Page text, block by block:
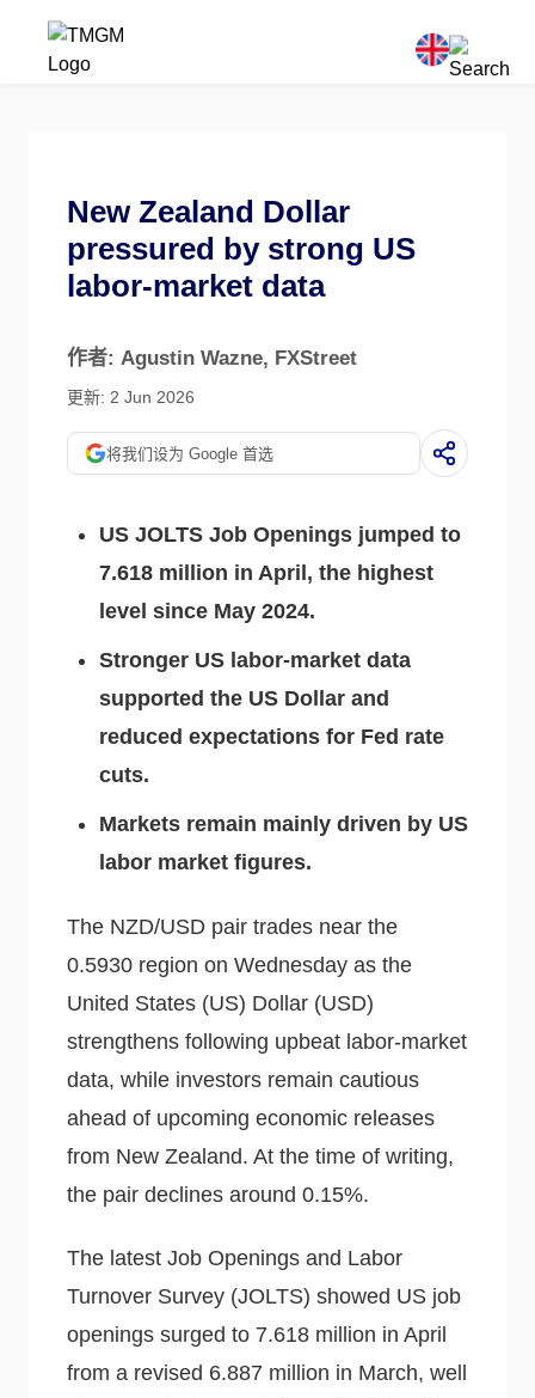
New Zealand Dollar
pressured by strong US
labor-market data
作者: Agustin Wazne, FXStreet
更新: 2 Jun 2026
将我们设为 Google 首选
US JOLTS Job Openings jumped to
7.618 million in April, the highest
level since May 2024.
Stronger US labor-market data
supported the US Dollar and
reduced expectations for Fed rate
cuts.
Markets remain mainly driven by US
labor market figures.
The NZD/USD pair trades near the
0.5930 region on Wednesday as the
United States (US) Dollar (USD)
strengthens following upbeat labor-market
data, while investors remain cautious
ahead of upcoming economic releases
from New Zealand. At the time of writing,
the pair declines around 0.15%.
The latest Job Openings and Labor
Turnover Survey (JOLTS) showed US job
openings surged to 7.618 million in April
from a revised 6.887 million in March, well